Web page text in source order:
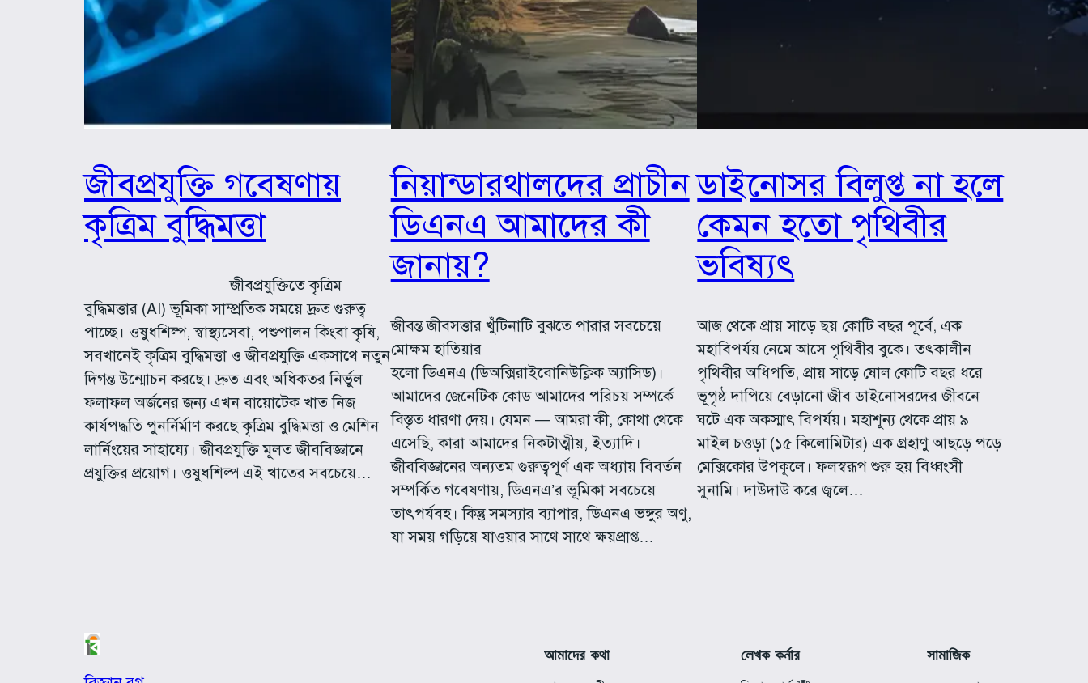
জীবপ্রযুক্তি গবেষণায়
কৃত্রিম বুদ্ধিমত্তা
জীবপ্রযুক্তিতে কৃত্রিম
বুদ্ধিমত্তার (AI) ভূমিকা সাম্প্রতিক সময়ে দ্রুত গুরুত্ব
পাচ্ছে। ওষুধশিল্প, স্বাস্থ্যসেবা, পশুপালন কিংবা কৃষি,
সবখানেই কৃত্রিম বুদ্ধিমত্তা ও জীবপ্রযুক্তি একসাথে নতুন
দিগন্ত উন্মোচন করছে। দ্রুত এবং অধিকতর নির্ভুল
ফলাফল অর্জনের জন্য এখন বায়োটেক খাত নিজ
কার্যপদ্ধতি পুনর্নির্মাণ করছে কৃত্রিম বুদ্ধিমত্তা ও মেশিন
লার্নিংয়ের সাহায্যে। জীবপ্রযুক্তি মূলত জীববিজ্ঞানে
প্রযুক্তির প্রয়োগ। ওষুধশিল্প এই খাতের সবচেয়ে…
নিয়ান্ডারথালদের প্রাচীন
ডিএনএ আমাদের কী
জানায়?
জীবন্ত জীবসত্তার খুঁটিনাটি বুঝতে পারার সবচেয়ে
মোক্ষম হাতিয়ার
হলো ডিএনএ (ডিঅক্সিরাইবোনিউক্লিক অ্যাসিড)।
আমাদের জেনেটিক কোড আমাদের পরিচয় সম্পর্কে
বিস্তৃত ধারণা দেয়। যেমন — আমরা কী, কোথা থেকে
এসেছি, কারা আমাদের নিকটাত্মীয়, ইত্যাদি।
জীববিজ্ঞানের অন্যতম গুরুত্বপূর্ণ এক অধ্যায় বিবর্তন
সম্পর্কিত গবেষণায়, ডিএনএ’র ভূমিকা সবচেয়ে
তাৎপর্যবহ। কিন্তু সমস্যার ব্যাপার, ডিএনএ ভঙ্গুর অণু,
যা সময় গড়িয়ে যাওয়ার সাথে সাথে ক্ষয়প্রাপ্ত…
ডাইনোসর বিলুপ্ত না হলে
কেমন হতো পৃথিবীর
ভবিষ্যৎ
আজ থেকে প্রায় সাড়ে ছয় কোটি বছর পূর্বে, এক
মহাবিপর্যয় নেমে আসে পৃথিবীর বুকে। তৎকালীন
পৃথিবীর অধিপতি, প্রায় সাড়ে ষোল কোটি বছর ধরে
ভূপৃষ্ঠ দাপিয়ে বেড়ানো জীব ডাইনোসরদের জীবনে
ঘটে এক অকস্মাৎ বিপর্যয়। মহাশূন্য থেকে প্রায় ৯
মাইল চওড়া (১৫ কিলোমিটার) এক গ্রহাণু আছড়ে পড়ে
মেক্সিকোর উপকূলে। ফলস্বরূপ শুরু হয় বিধ্বংসী
সুনামি। দাউদাউ করে জ্বলে…
আমাদের কথা লেখক কর্নার সামাজিক